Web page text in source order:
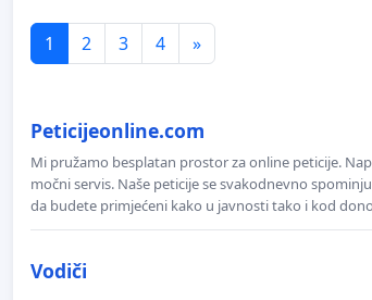
1 2 3 4 »
Peticijeonline.com
Mi pružamo besplatan prostor za online peticije.
močni servis. Naše peticije se svakodnevno
da budete primjećeni kako u javnosti tako i kod
Vodiči